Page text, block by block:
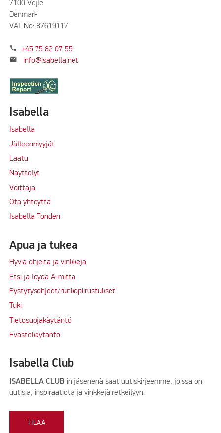
7100 Vejle
Denmark
VAT No: 87619117
phone +45 75 82 07 55
mail info@isabella.net
Isabella
Isabella
Jälleenmyyjät
Laatu
Näyttelyt
Voittaja
Ota yhteyttä
Isabella Fonden
Apua ja tukea
Hyviä ohjeita ja vinkkejä
Etsi ja löydä A-mitta
Pystytysohjeet/runkopiirustukset
Tuki
Tietosuojakäytäntö
Evastekaytanto
Isabella Club
ISABELLA CLUB in jäsenenä saat uutiskirjeemme, joissa on
uutisia, inspiraatiota ja vinkkejä retkeilyyn.
TILAA